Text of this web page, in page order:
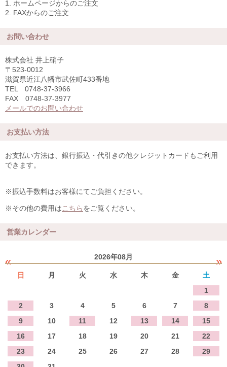
1. ホームページからのご注文
2. FAXからのご注文
お問い合わせ
株式会社 井上硝子
〒523-0012
滋賀県近江八幡市武佐町433番地
TEL 0748-37-3966
FAX 0748-37-3977
メールでのお問い合わせ
お支払い方法
お支払い方法は、銀行振込・代引きの他クレジットカードもご利用
できます。
※振込手数料はお客様にてご負担ください。
※その他の費用はこちらをご覧ください。
営業カレンダー
« »
2026年08月
日 月 火 水 木 金
土
1
2
3 4 5 6 7
8
9
10 11 12 13 14
15
16
17 18 19 20 21
22
23
24 25 26 27 28
29